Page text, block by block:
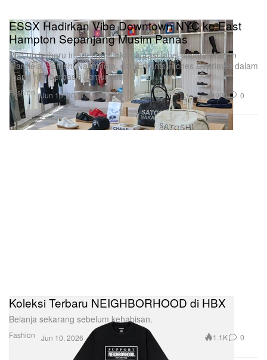
Fashion
ESSX Hadirkan Vibe Downtown NYC ke East
Hampton Sepanjang Musim Panas
Pop-up terbaru ini menghadirkan kurasi label seperti Maison
Margiela, Satoshi Nakamoto, dan Enfants Riches Déprimés dalam
ruang ritel berbasis komunitas.
Jun 10, 2026 900 0
Fashion
Koleksi Terbaru NEIGHBORHOOD di HBX
Belanja sekarang sebelum kehabisan.
Jun 10, 2026 1.1K 0